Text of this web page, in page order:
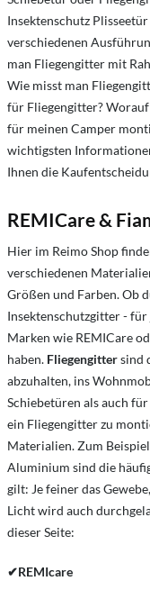
Insektenschutz
verschiedenen
man Fliegengitter mit
Wie misst man
für Fliegengitter?
für meinen Camper
wichtigsten
Ihnen die
REMICare &
Hier im Reimo Shop
verschiedenen
Größen und Farben. Ob
Insektenschutzgitter - für
Marken wie REMICare
haben. Fliegengittersind
abzuhalten, ins
Schiebetüren als auch
ein Fliegengitter zu
Materialien. Zum
Aluminium sind die
gilt: Je feiner das
Licht wird auch
dieser Seite:
✔REMIcare